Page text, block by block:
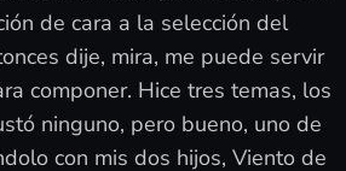
de cara a la selección del
dije, mira, me puede servir
componer. Hice tres temas, los
ninguno, pero bueno, uno de
con mis dos hijos, Viento de